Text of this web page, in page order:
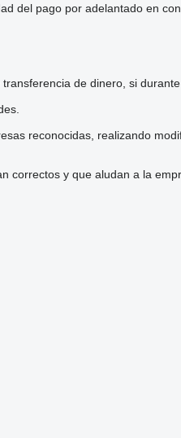
del pago por adelantado en
de dinero, si
reconocidas, realizando
correctos y que aludan a la